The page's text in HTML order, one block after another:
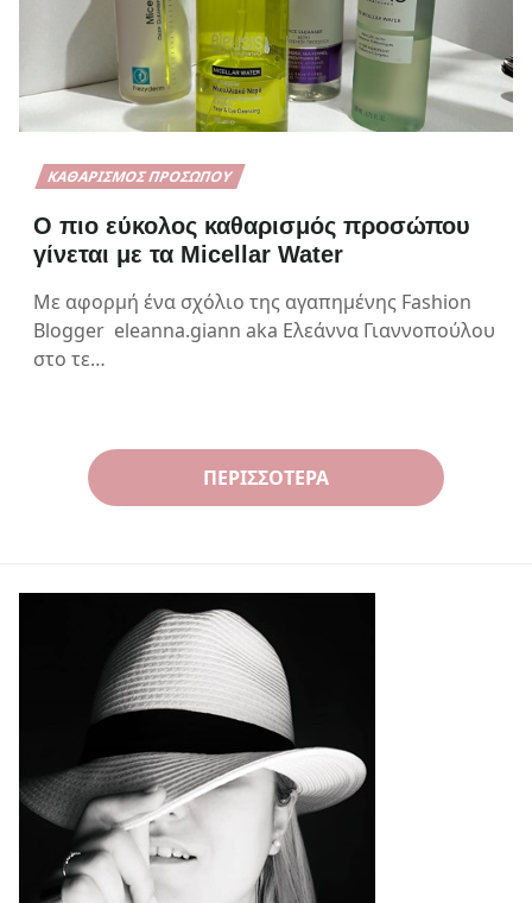
ΚΑΘΑΡΙΣΜΌΣ ΠΡΟΣΏΠΟΥ
Ο πιο εύκολος καθαρισμός προσώπου
γίνεται με τα Micellar Water
Με αφορμή ένα σχόλιο της αγαπημένης Fashion
Blogger eleanna.giann aka Ελεάννα Γιαννοπούλου
στο τε…
ΠΕΡΙΣΣΌΤΕΡΑ